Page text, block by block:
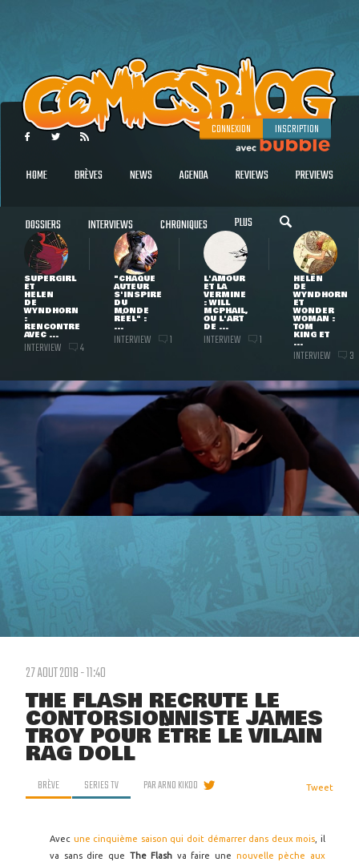
CONNEXION INSCRIPTION
HOME BRÈVES NEWS AGENDA REVIEWS PREVIEWS
DOSSIERS INTERVIEWS CHRONIQUES PLUS
SUPERGIRL
ET
HELEN
DE
WYNDHORN
:
RENCONTRE
AVEC ...
INTERVIEW 4
"CHAQUE
AUTEUR
S'INSPIRE
DU
MONDE
RÉEL" :
...
INTERVIEW 1
L'AMOUR
ET LA
VERMINE
: WILL
MCPHAIL,
OU L'ART
DE ...
INTERVIEW 1
HELEN
DE
WYNDHORN
ET
WONDER
WOMAN :
TOM
KING ET
...
INTERVIEW 3
27 AOUT 2018 - 11:40
THE FLASH RECRUTE LE
CONTORSIONNISTE JAMES
TROY POUR ÊTRE LE VILAIN
RAG DOLL
BRÈVE SERIES TV PARARNO KIKOO Tweet
Avec une cinquième saison qui doit démarrer dans deux mois , il
va sans dire que The Flash va faire une nouvelle pèche aux